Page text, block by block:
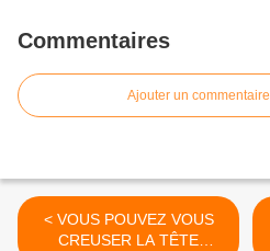
Commentaires
Ajouter un commentaire
< VOUS POUVEZ VOUS
CREUSER LA TÊTE